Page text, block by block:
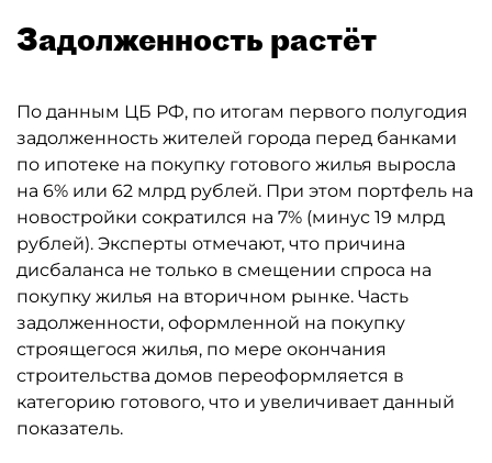
Задолженность растёт
По данным ЦБ РФ, по итогам первого полугодия
задолженность жителей города перед банками
по ипотеке на покупку готового жилья выросла
на 6% или 62 млрд рублей. При этом портфель на
новостройки сократился на 7% (минус 19 млрд
рублей). Эксперты отмечают, что причина
дисбаланса не только в смещении спроса на
покупку жилья на вторичном рынке. Часть
задолженности, оформленной на покупку
строящегося жилья, по мере окончания
строительства домов переоформляется в
категорию готового, что и увеличивает данный
показатель.